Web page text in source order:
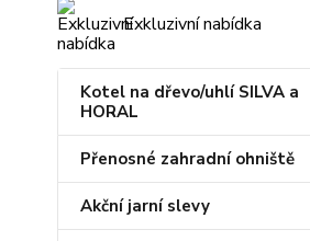
Exkluzivní nabídka
Kotel na dřevo/uhlí SILVA a
HORAL
Přenosné zahradní ohniště
Akční jarní slevy